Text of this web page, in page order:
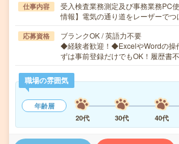
仕事内容
受入検査業務測定及び事務業務PC
情報】電気の通り道をレーザーで
応募資格
ブランクOK / 英語力不要
◆経験者歓迎！◆ExcelやWordの操
ずは事前登録だけでもOK！履歴書
職場の雰囲気
年齢層
20代
30代 40代